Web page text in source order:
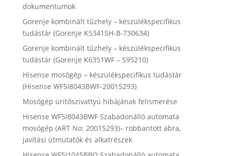
dokumentumok
Gorenje kombinált tűzhely – készülékspecifikus
tudástár (Gorenje K5341SH-B-730634)
Gorenje kombinált tűzhely – készülékspecifikus
tudástár (Gorenje K6351WF – 595210)
Hisense mosógép – készülékspecifikus tudástár
(Hisense WF5I8043BWF-20015293)
Mosógép ürítőszivattyú hibájának felismerése
Hisense WF5I8043BWF Szabadonálló automata
mosógép (ART No: 20015293)– robbantott ábra,
javítási útmutatók és alkatrészek